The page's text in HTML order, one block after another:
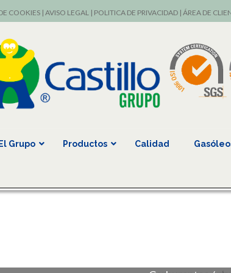
COOKIES| AVISO LEGAL| POLITICA DE PRIVACIDAD| ÁREA DE
El Grupo Productos Calidad